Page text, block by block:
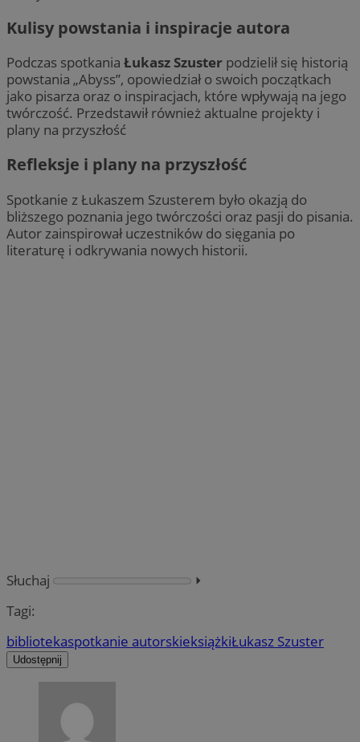
Kulisy powstania i inspiracje autora
Podczas spotkania Łukasz Szuster podzielił się historią
powstania „Abyss”, opowiedział o swoich początkach
jako pisarza oraz o inspiracjach, które wpływają na jego
twórczość. Przedstawił również aktualne projekty i
plany na przyszłość
Refleksje i plany na przyszłość
Spotkanie z Łukaszem Szusterem było okazją do
bliższego poznania jego twórczości oraz pasji do pisania.
Autor zainspirował uczestników do sięgania po
literaturę i odkrywania nowych historii.
Słuchaj
⏵︎
Tagi:
bibliotekaspotkanie autorskieksiążkiŁukasz Szuster
Udostępnij